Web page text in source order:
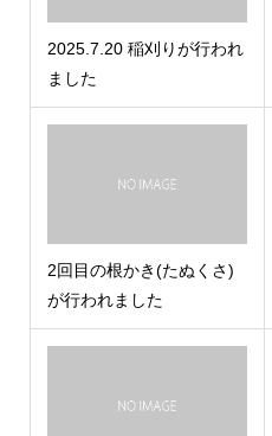
2025.7.20 稲刈りが行われ
ました
2回目の根かき(たぬくさ)
が行われました